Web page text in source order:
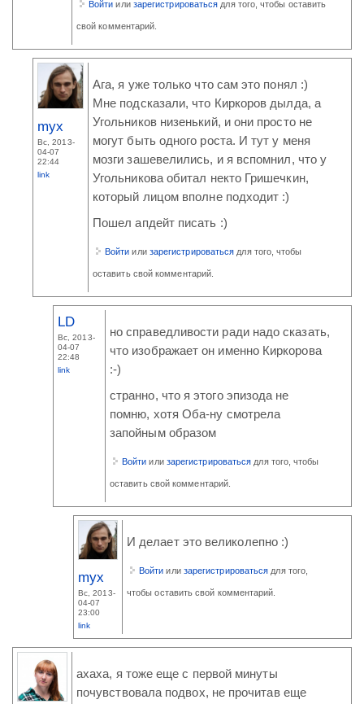
Войти или зарегистрироваться для того, чтобы оставить
свой комментарий.
myx
Вс, 2013-
04-07
22:44
link
Ага, я уже только что сам это понял :)
Мне подсказали, что Киркоров дылда, а
Угольников низенький, и они просто не
могут быть одного роста. И тут у меня
мозги зашевелились, и я вспомнил, что у
Угольникова обитал некто Гришечкин,
который лицом вполне подходит :)
Пошел апдейт писать :)
Войти или зарегистрироваться для того, чтобы
оставить свой комментарий.
LD
Вс, 2013-
04-07
22:48
link
но справедливости ради надо сказать,
что изображает он именно Киркорова
:-)
странно, что я этого эпизода не
помню, хотя Оба-ну смотрела
запойным образом
Войти или зарегистрироваться для того, чтобы
оставить свой комментарий.
myx
Вс, 2013-
04-07
23:00
link
И делает это великолепно :)
Войти или зарегистрироваться для того,
чтобы оставить свой комментарий.
ахаха, я тоже еще с первой минуты
почувствовала подвох, не прочитав еще